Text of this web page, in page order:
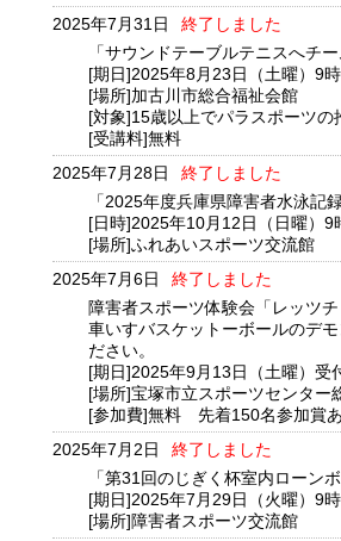
2025年7月31日
終了しました
「サウンドテーブルテニスへチ
[期日]2025年8月23日（土曜）9
[場所]加古川市総合福祉会館
[対象]15歳以上でパラスポーツの
[受講料]無料
2025年7月28日
終了しました
「2025年度兵庫県障害者水泳記
[日時]2025年10月12日（日曜）9
[場所]ふれあいスポーツ交流館
2025年7月6日
終了しました
障害者スポーツ体験会「レッツ
車いすバスケットーボールのデ
ださい。
[期日]2025年9月13日（土曜）受
[場所]宝塚市立スポーツセンター
[参加費]無料 先着150名参加賞
2025年7月2日
終了しました
「第31回のじぎく杯室内ローン
[期日]2025年7月29日（火曜）9
[場所]障害者スポーツ交流館